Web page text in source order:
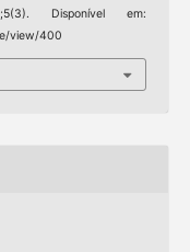
Disponível em:
view/400